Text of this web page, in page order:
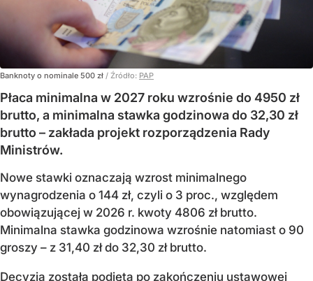
Banknoty o nominale 500 zł / Źródło: PAP
Płaca minimalna w 2027 roku wzrośnie do 4950 zł
brutto, a minimalna stawka godzinowa do 32,30 zł
brutto – zakłada projekt rozporządzenia Rady
Ministrów.
Nowe stawki oznaczają wzrost minimalnego
wynagrodzenia o 144 zł, czyli o 3 proc., względem
obowiązującej w 2026 r. kwoty 4806 zł brutto.
Minimalna stawka godzinowa wzrośnie natomiast o 90
groszy – z 31,40 zł do 32,30 zł brutto.
Decyzja została podjęta po zakończeniu ustawowej